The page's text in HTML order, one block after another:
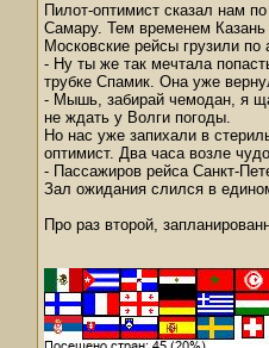
Пилот-оптимист сказал нам
Самару. Тем временем
Московские рейсы грузили
- Ну ты же так мечтала
трубке Спамик. Она уже
- Мышь, забирай чемодан, я
не ждать у Волги погоды.
Но нас уже запихали в
оптимист. Два часа возле
- Пассажиров рейса Санкт-
Зал ожидания слился в
Про раз второй,